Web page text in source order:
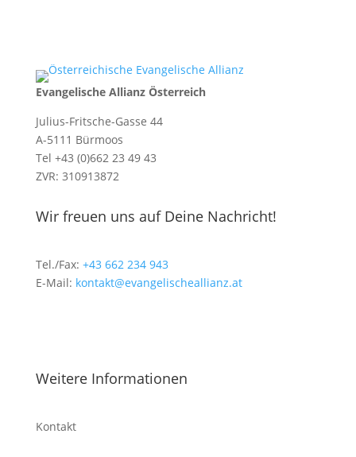
Evangelische Allianz Österreich
Julius-Fritsche-Gasse 44
A-5111 Bürmoos
Tel +43 (0)662 23 49 43
ZVR: 310913872
Wir freuen uns auf Deine Nachricht!
Tel./Fax: +43 662 234 943
E-Mail: kontakt@evangelischeallianz.at
Weitere Informationen
Kontakt